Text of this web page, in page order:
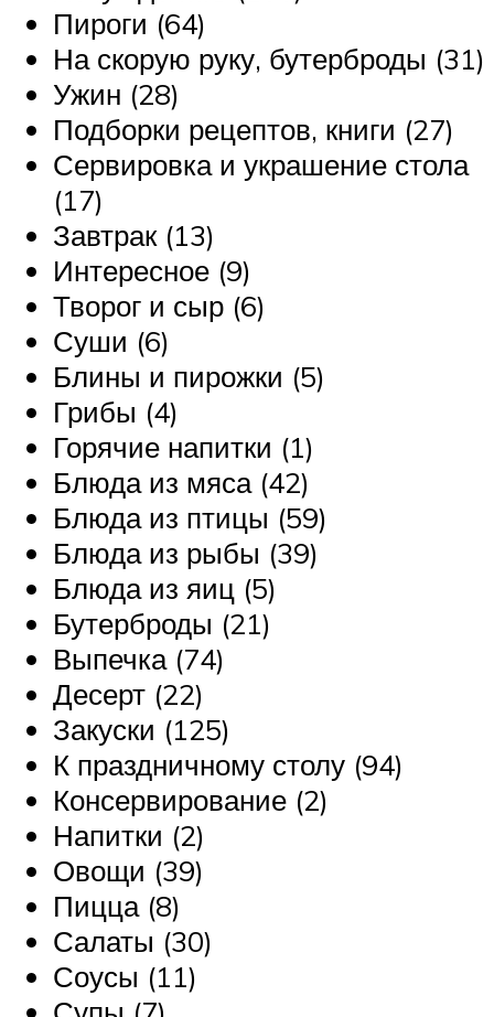
Пироги (64)
На скорую руку, бутерброды (31)
Ужин (28)
Подборки рецептов, книги (27)
Сервировка и украшение стола
(17)
Завтрак (13)
Интересное (9)
Творог и сыр (6)
Суши (6)
Блины и пирожки (5)
Грибы (4)
Горячие напитки (1)
Блюда из мяса (42)
Блюда из птицы (59)
Блюда из рыбы (39)
Блюда из яиц (5)
Бутерброды (21)
Выпечка (74)
Десерт (22)
Закуски (125)
К праздничному столу (94)
Консервирование (2)
Напитки (2)
Овощи (39)
Пицца (8)
Салаты (30)
Соусы (11)